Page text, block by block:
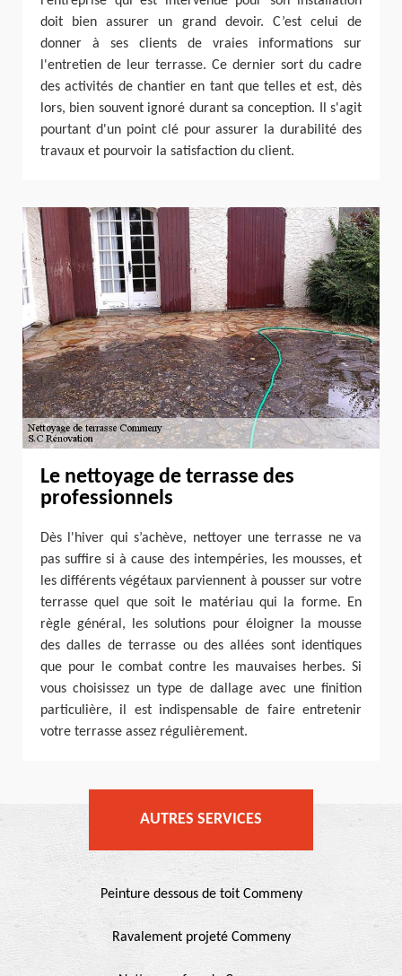
doit bien assurer un grand devoir. C’est celui de
donner à ses clients de vraies informations sur
l'entretien de leur terrasse. Ce dernier sort du cadre
des activités de chantier en tant que telles et est, dès
lors, bien souvent ignoré durant sa conception. Il s'agit
pourtant d'un point clé pour assurer la durabilité des
travaux et pourvoir la satisfaction du client.
Le nettoyage de terrasse des
professionnels
Dès l'hiver qui s’achève, nettoyer une terrasse ne va
pas suffire si à cause des intempéries, les mousses, et
les différents végétaux parviennent à pousser sur votre
terrasse quel que soit le matériau qui la forme. En
règle général, les solutions pour éloigner la mousse
des dalles de terrasse ou des allées sont identiques
que pour le combat contre les mauvaises herbes. Si
vous choisissez un type de dallage avec une finition
particulière, il est indispensable de faire entretenir
votre terrasse assez régulièrement.
AUTRES SERVICES
Peinture dessous de toit Commeny
Ravalement projeté Commeny